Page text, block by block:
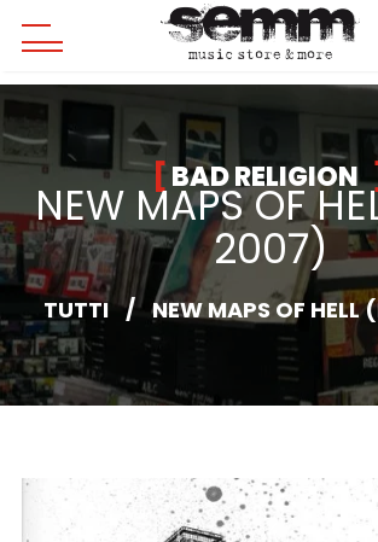
BAD RELIGION
NEW MAPS OF
2007)
TUTTI / NEW MAPS OF